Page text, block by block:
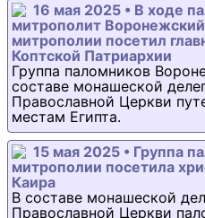
16 мая 2025 • В ходе
митрополит
митрополии посетил
Коптской Патриархии
Группа паломников
составе монашеской
Православной Церкви
местам Египта.
15 мая 2025 • Группа
митрополии посетила
Каира
В составе монашеской
Православной Церкви